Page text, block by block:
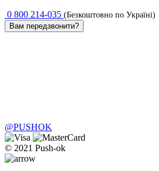
0 800 214-035 (Безкоштовно по Україні)
Вам передзвонити?
@PUSHOK
© 2021 Push-ok